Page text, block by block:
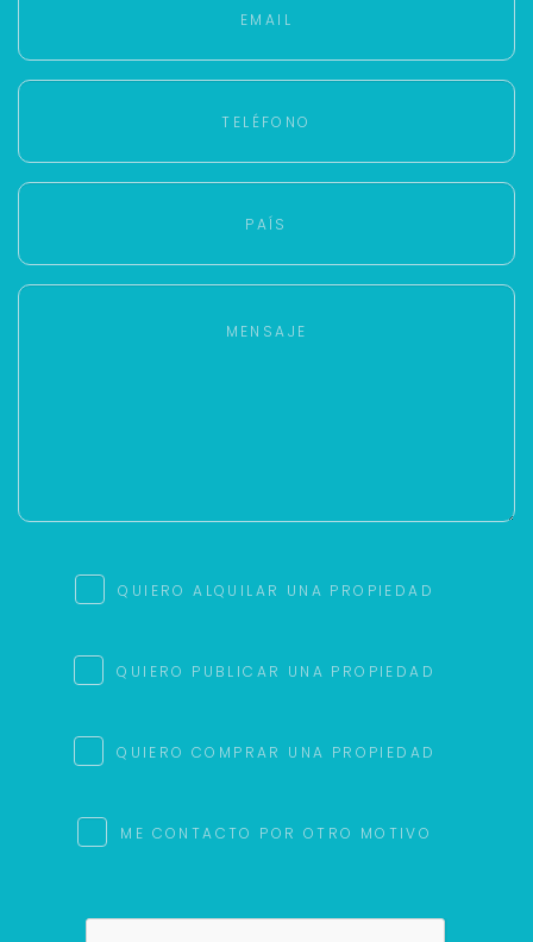
QUIERO ALQUILAR UNA PROPIEDAD
QUIERO PUBLICAR UNA PROPIEDAD
QUIERO COMPRAR UNA PROPIEDAD
ME CONTACTO POR OTRO MOTIVO
Con estos datos podemos responderte mejor y